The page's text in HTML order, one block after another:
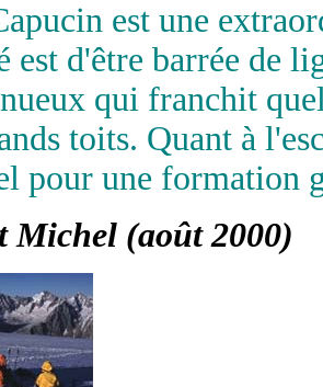
est une
est d'être barrée de
qui franchit
toits. Quant à
pour une formation
Michel (août 2000)